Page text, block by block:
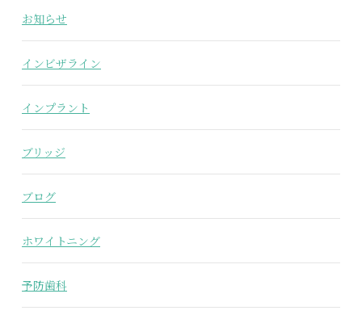
お知らせ
インビザライン
インプラント
ブリッジ
ブログ
ホワイトニング
予防歯科